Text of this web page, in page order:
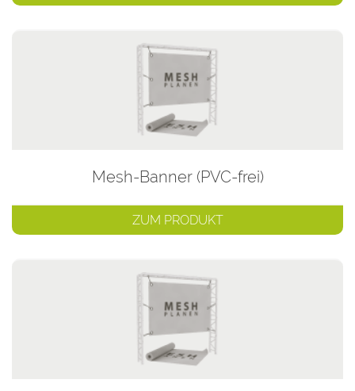
Mesh-Banner (PVC-frei)
ZUM PRODUKT